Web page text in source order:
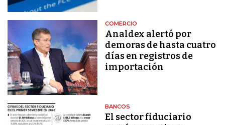
COMERCIO
Analdex alertó por
demoras de hasta cuatro
días en registros de
importación
BANCOS
El sector fiduciario